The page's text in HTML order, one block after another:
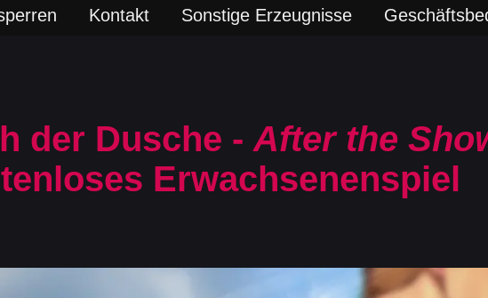
Kontakt Sonstige Erzeugnisse
der Dusche - After the
Erwachsenenspiel